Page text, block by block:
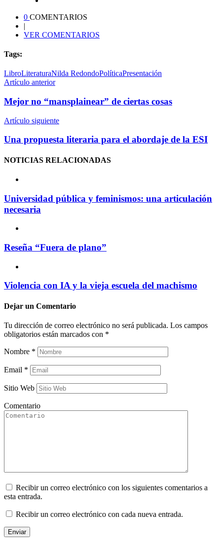
0 COMENTARIOS
|
VER COMENTARIOS
Tags:
LibroLiteraturaNilda RedondoPolíticaPresentación
Artículo anterior
Mejor no “mansplainear” de ciertas cosas
Artículo siguiente
Una propuesta literaria para el abordaje de la ESI
NOTICIAS RELACIONADAS
Universidad pública y feminismos: una articulación
necesaria
Reseña “Fuera de plano”
Violencia con IA y la vieja escuela del machismo
Dejar un Comentario
Tu dirección de correo electrónico no será publicada. Los campos
obligatorios están marcados con *
Nombre *
Email *
Sitio Web
Comentario
Recibir un correo electrónico con los siguientes comentarios a
esta entrada.
Recibir un correo electrónico con cada nueva entrada.